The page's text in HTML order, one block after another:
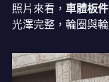
照片來看， 車體板
光澤完整，輪圈與